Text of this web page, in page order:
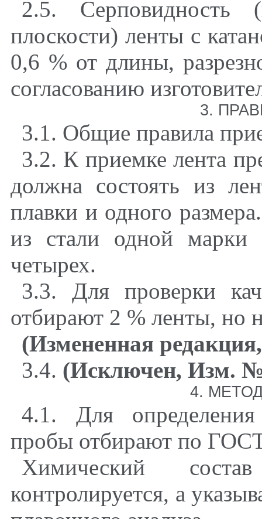
2.5. Серповидность
плоскости) ленты с
0,6 % от длины,
согласованию
3.
3.1. Общие правила
3.2. К приемке лента
должна состоять из
плавки и одного
из стали одной марки
четырех.
3.3. Для проверки
отбирают 2 % ленты, но
(Измененная
3.4. (Исключен, Изм.
4.
4.1. Для определения
пробы отбирают по
Химический
контролируется, а